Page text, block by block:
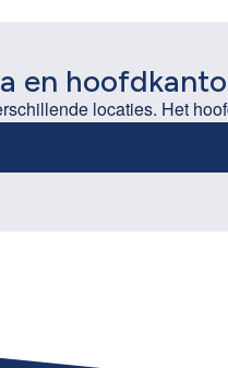
en
locaties. Het